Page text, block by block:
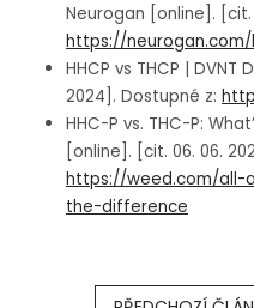
Neurogan [online]. [cit.
https://
HHCP vs THCP |
2024]. Dostupné z:
HHC-P vs. THC-P:
[online]. [cit. 06. 06.
https://weed.com/
the-difference